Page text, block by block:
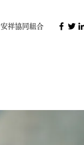
安祥協同組合